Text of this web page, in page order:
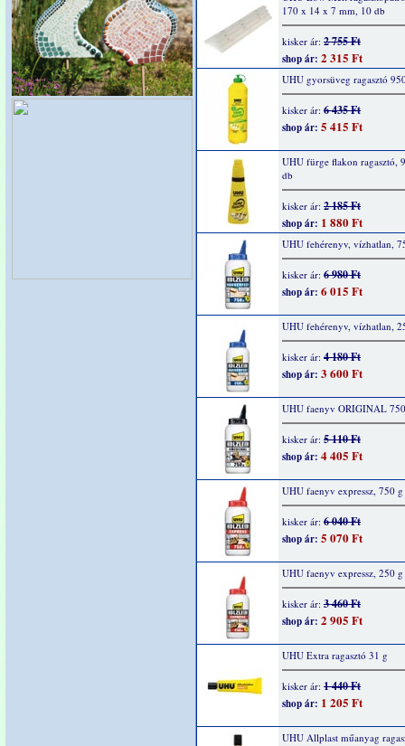
170 x 14 x 7 mm, 10 db
kisker ár: 2 755 Ft
shop ár: 2 315 Ft
UHU gyorsüveg ragasztó
kisker ár: 6 435 Ft
shop ár: 5 415 Ft
UHU fürge flakon ragasztó,
db
kisker ár: 2 185 Ft
shop ár: 1 880 Ft
UHU fehérenyv, vízhatlan,
kisker ár: 6 980 Ft
shop ár: 6 015 Ft
UHU fehérenyv, vízhatlan,
kisker ár: 4 180 Ft
shop ár: 3 600 Ft
UHU faenyv ORIGINAL
kisker ár: 5 110 Ft
shop ár: 4 405 Ft
UHU faenyv expressz, 750 g
kisker ár: 6 040 Ft
shop ár: 5 070 Ft
UHU faenyv expressz, 250 g
kisker ár: 3 460 Ft
shop ár: 2 905 Ft
UHU Extra ragasztó 31 g
kisker ár: 1 440 Ft
shop ár: 1 205 Ft
UHU Allplast műanyag